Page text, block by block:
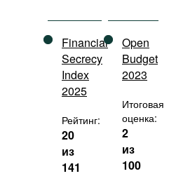
Financial
Secrecy
Index
2025
Рейтинг:
20
из
141
Open
Budget
2023
Итоговая
оценка:
2
из
100